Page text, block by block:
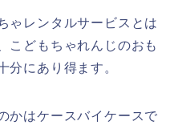
ゃレンタルサービスとは
こどもちゃれんじのおも
分にあり得ます。
かはケースバイケースで